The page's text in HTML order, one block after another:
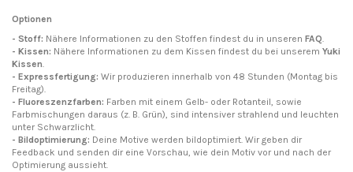
Optionen
- Stoff: Nähere Informationen zu den Stoffen findest du in unseren FAQ.
- Kissen: Nähere Informationen zu dem Kissen findest du bei unserem Yuki
Kissen.
- Expressfertigung: Wir produzieren innerhalb von 48 Stunden (Montag bis
Freitag).
- Fluoreszenzfarben: Farben mit einem Gelb- oder Rotanteil, sowie
Farbmischungen daraus (z. B. Grün), sind intensiver strahlend und leuchten
unter Schwarzlicht.
- Bildoptimierung: Deine Motive werden bildoptimiert. Wir geben dir
Feedback und senden dir eine Vorschau, wie dein Motiv vor und nach der
Optimierung aussieht.